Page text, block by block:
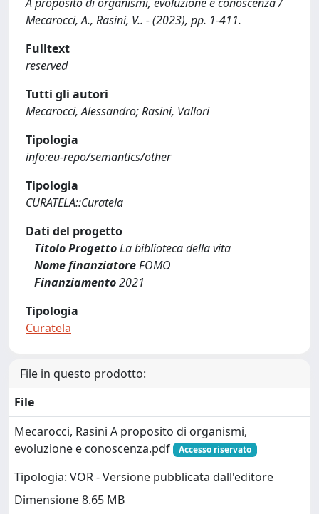
Mecarocci, A., Rasini, V.. - (2023), pp. 1-411.
Fulltext
reserved
Tutti gli autori
Mecarocci, Alessandro; Rasini, Vallori
Tipologia
info:eu-repo/semantics/other
Tipologia
CURATELA::Curatela
Dati del progetto
Titolo ProgettoLa biblioteca della vita
Nome finanziatoreFOMO
Finanziamento2021
Tipologia
Curatela
File in questo prodotto:
File
Mecarocci, Rasini A proposito di organismi,
evoluzione e conoscenza.pdf
Accesso riservato
Tipologia: VOR - Versione pubblicata dall'editore
Dimensione 8.65 MB